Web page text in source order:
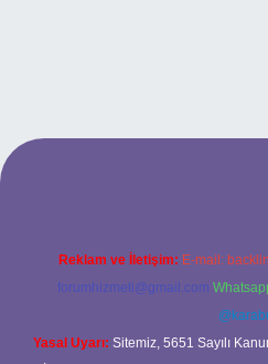
giriş
Reklam ve İletişim: E-mail:
forumhizmeti@gmail.com
Yasal Uyarı: Sitemiz, 5651 Sayılı